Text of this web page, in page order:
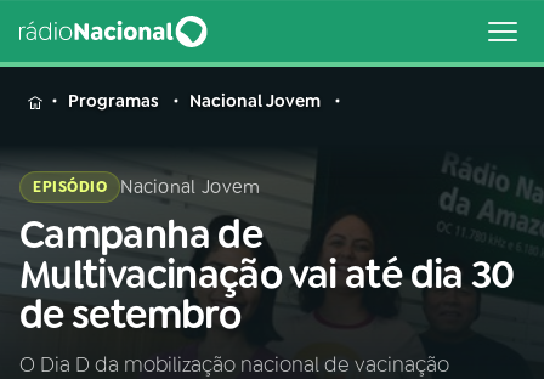
MENU
Buscar
na
Rádio
Nacional
Buscar
AO VIVO
Programas Nacional Jovem
EPISÓDIO Nacional Jovem
Campanha de
Multivacinação vai até dia 30
de setembro
O Dia D da mobilização nacional de vacinação